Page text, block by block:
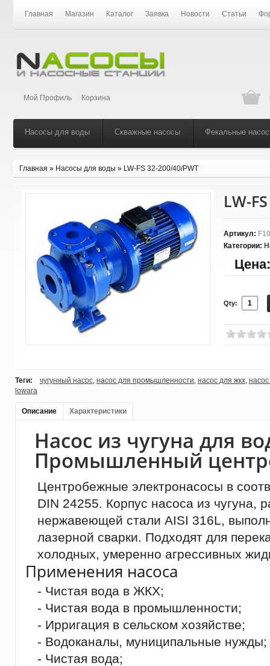
Главная Магазин Каталог Заявка Новости Статьи
Мой Профиль Корзина
Насосы для воды Скважные насосы Фекальные
Главная » Насосы для воды » LW-FS 32-200/40/PWT
LW-
Артикул:
Категории:
Цена:
Qty:
Теги: чугунный насос насос для промышленности насос для жкх
lowara
Описание Характеристики
Насос из чугуна для
Промышленный
Центробежные электронасосы в
DIN 24255. Корпус насоса из чугуна,
нержавеющей стали AISI 316L,
лазерной сварки. Подходят для
холодных, умеренно агрессивных
Применения насоса
- Чистая вода в ЖКХ;
- Чистая вода в промышленности;
- Ирригация в сельском хозяйстве;
- Водоканалы, муниципальные нужды;
- Чистая вода;